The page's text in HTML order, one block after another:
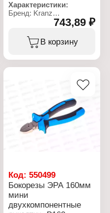
Характеристики:
Бренд: Kranz
Артикул: KR-12-4652-5
Тип товара: Бокорезы
Вариация:
универсальные
Материал: CRV сталь
743,89 ₽
В корзину
Код:550499
Бокорезы ЭРА 160мм
мини
двухкомпонентные